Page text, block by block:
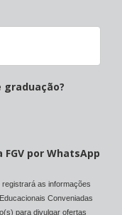
por WhatsApp
as informações
Conveniadas
para divulgar ofertas